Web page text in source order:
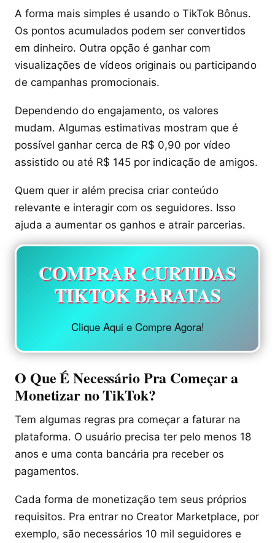
A forma mais simples é usando o TikTok Bônus.
Os pontos acumulados podem ser convertidos
em dinheiro. Outra opção é ganhar com
visualizações de vídeos originais ou participando
de campanhas promocionais.
Dependendo do engajamento, os valores
mudam. Algumas estimativas mostram que é
possível ganhar cerca de R$ 0,90 por vídeo
assistido ou até R$ 145 por indicação de amigos.
Quem quer ir além precisa criar conteúdo
relevante e interagir com os seguidores. Isso
ajuda a aumentar os ganhos e atrair parcerias.
COMPRAR CURTIDAS
TIKTOK BARATAS
Clique Aqui e Compre Agora!
O Que É Necessário Pra Começar a
Monetizar no TikTok?
Tem algumas regras pra começar a faturar na
plataforma. O usuário precisa ter pelo menos 18
anos e uma conta bancária pra receber os
pagamentos.
Cada forma de monetização tem seus próprios
requisitos. Pra entrar no Creator Marketplace, por
exemplo, são necessários 10 mil seguidores e